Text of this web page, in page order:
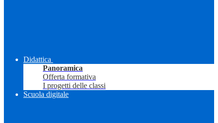
Didattica
Panoramica
Offerta formativa
I progetti delle classi
Scuola digitale